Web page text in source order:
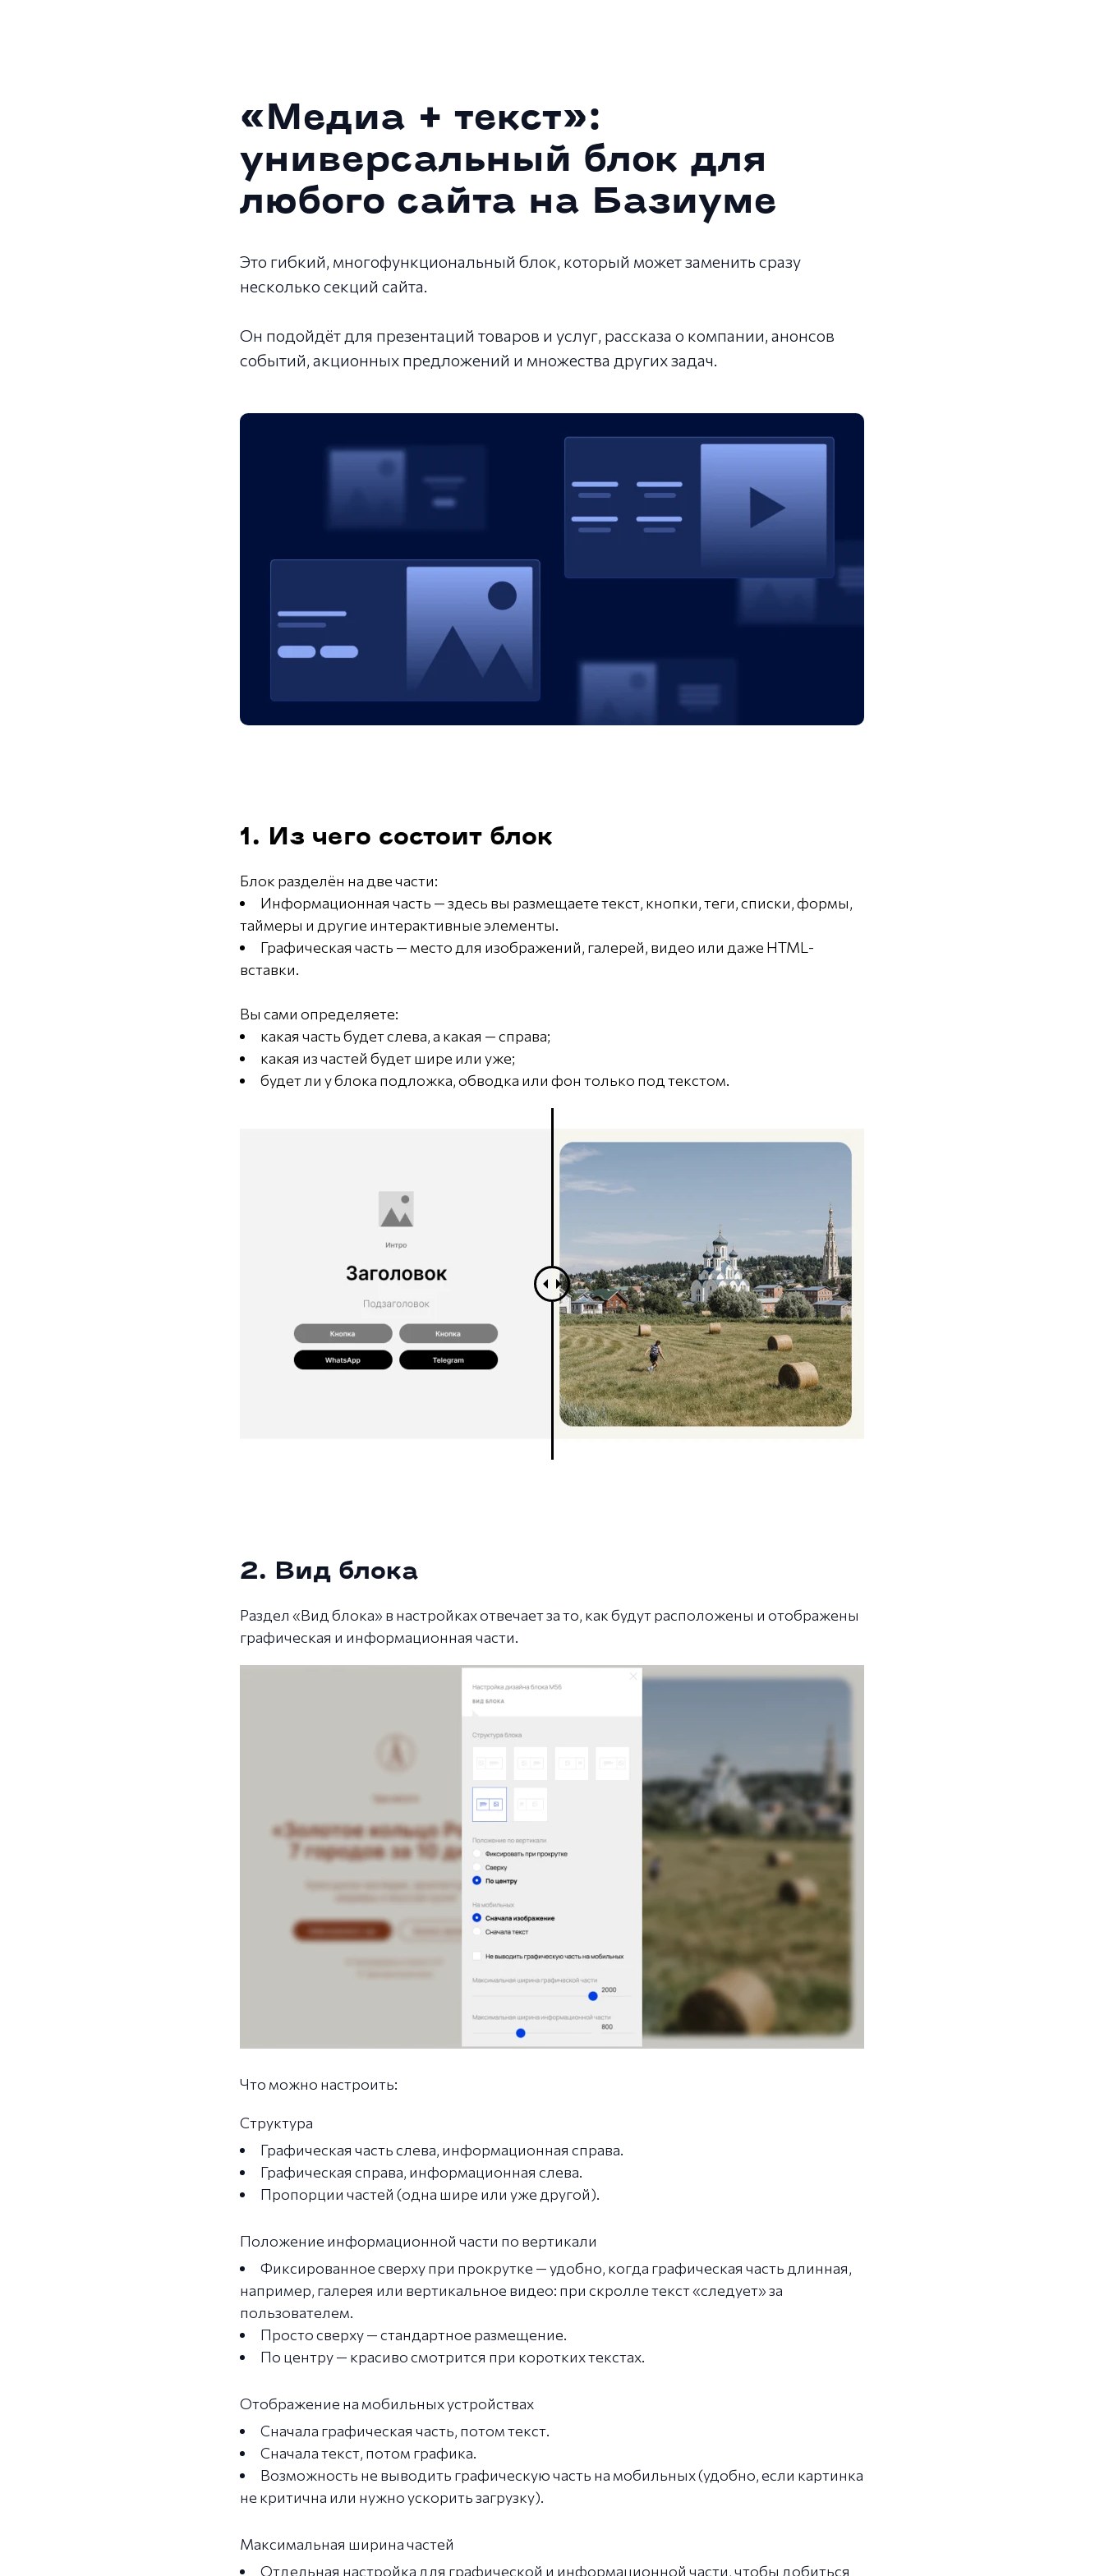
«Медиа + текст»:
универсальный блок для
любого сайта на Базиуме
Это гибкий, многофункциональный блок, который может заменить сразу
несколько секций сайта.
Он подойдёт для презентаций товаров и услуг, рассказа о компании, анонсов
событий, акционных предложений и множества других задач.
1. Из чего состоит блок
Блок разделён на две части:
Информационная часть — здесь вы размещаете текст, кнопки, теги, списки, формы,
таймеры и другие интерактивные элементы.
Графическая часть — место для изображений, галерей, видео или даже HTML-
вставки.
Вы сами определяете:
какая часть будет слева, а какая — справа;
какая из частей будет шире или уже;
будет ли у блока подложка, обводка или фон только под текстом.
2. Вид блока
Раздел «Вид блока» в настройках отвечает за то, как будут расположены и отображены
графическая и информационная части.
Что можно настроить:
Структура
Графическая часть слева, информационная справа.
Графическая справа, информационная слева.
Пропорции частей (одна шире или уже другой).
Положение информационной части по вертикали
Фиксированное сверху при прокрутке — удобно, когда графическая часть длинная,
например, галерея или вертикальное видео: при скролле текст «следует» за
пользователем.
Просто сверху — стандартное размещение.
По центру — красиво смотрится при коротких текстах.
Отображение на мобильных устройствах
Сначала графическая часть, потом текст.
Сначала текст, потом графика.
Возможность не выводить графическую часть на мобильных (удобно, если картинка
не критична или нужно ускорить загрузку).
Максимальная ширина частей
Отдельная настройка для графической и информационной части, чтобы добиться